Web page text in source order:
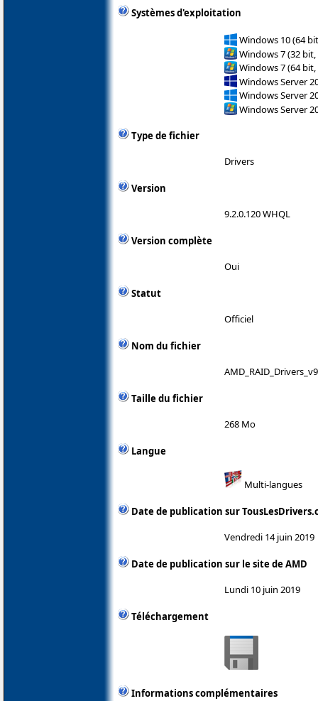
Systèmes d'exploitation
Windows 10 (64
Windows 7 (32 bit,
Windows 7 (64 bit,
Windows Server
Windows Server
Windows Server
Type de fichier
Drivers
Version
9.2.0.120 WHQL
Version complète
Oui
Statut
Officiel
Nom du fichier
Taille du fichier
268 Mo
Langue
Multi-langues
Date de publication sur
Vendredi 14 juin 2019
Date de publication sur le site de AMD
Lundi 10 juin 2019
Téléchargement
Informations complémentaires